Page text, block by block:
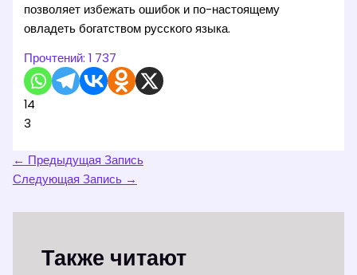
позволяет избежать ошибок и по-настоящему
овладеть богатством русского языка.
Прочтений: 1 737
14
3
← Предыдущая Запись
Следующая Запись →
Также читают